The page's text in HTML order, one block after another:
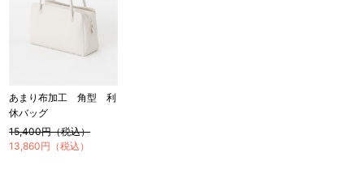
あまり布加工 角型 利
休バッグ
15,400円（税込）
13,860円（税込）